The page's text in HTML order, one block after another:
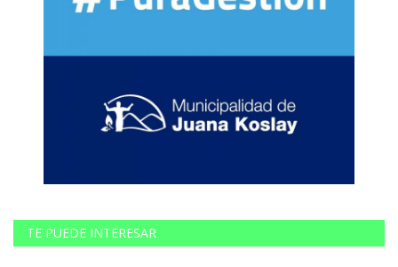
TE PUEDE INTERESAR